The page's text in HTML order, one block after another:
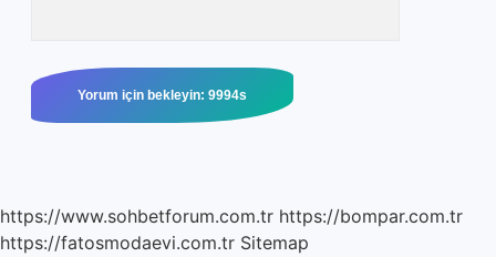
https://www.sohbetforum.com.tr https://bompar.com.tr
https://fatosmodaevi.com.tr Sitemap